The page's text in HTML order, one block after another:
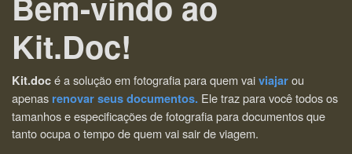
Kit.Doc!
Kit.docé a solução em fotografia para quem vaiviajarou
apenas renovar seus documentos. Ele traz para você todos os
tamanhos e especificações de fotografia para documentos que
tanto ocupa o tempo de quem vai sair de viagem.